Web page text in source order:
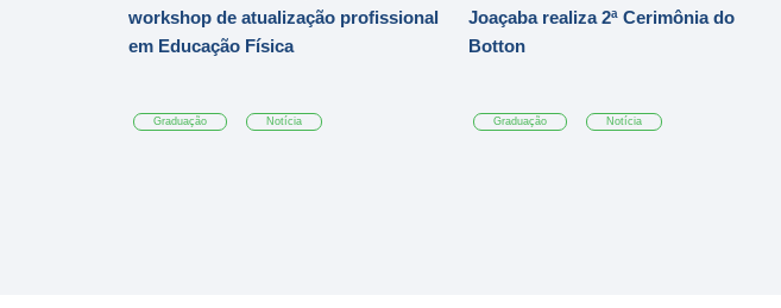
workshop de atualização profissional
em Educação Física
Graduação Notícia
Joaçaba realiza 2ª Cerimônia do
Botton
Graduação Notícia